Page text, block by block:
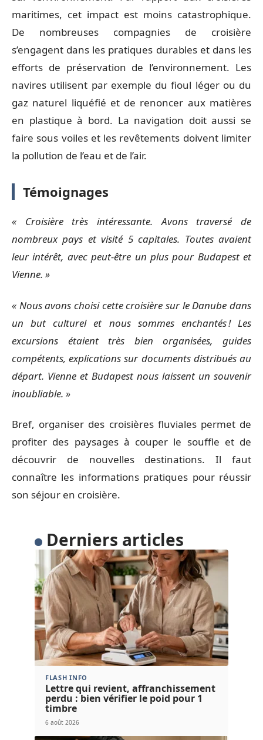
maritimes, cet impact est moins catastrophique.
De nombreuses compagnies de croisière
s’engagent dans les pratiques durables et dans les
efforts de préservation de l’environnement. Les
navires utilisent par exemple du fioul léger ou du
gaz naturel liquéfié et de renoncer aux matières
en plastique à bord. La navigation doit aussi se
faire sous voiles et les revêtements doivent limiter
la pollution de l’eau et de l’air.
Témoignages
« Croisière très intéressante. Avons traversé de
nombreux pays et visité 5 capitales. Toutes avaient
leur intérêt, avec peut-être un plus pour Budapest et
Vienne. »
« Nous avons choisi cette croisière sur le Danube dans
un but culturel et nous sommes enchantés ! Les
excursions étaient très bien organisées, guides
compétents, explications sur documents distribués au
départ. Vienne et Budapest nous laissent un souvenir
inoubliable. »
Bref, organiser des croisières fluviales permet de
profiter des paysages à couper le souffle et de
découvrir de nouvelles destinations. Il faut
connaître les informations pratiques pour réussir
son séjour en croisière.
Derniers articles
FLASH INFO
Lettre qui revient, affranchissement
perdu : bien vérifier le poid pour 1
timbre
6 août 2026